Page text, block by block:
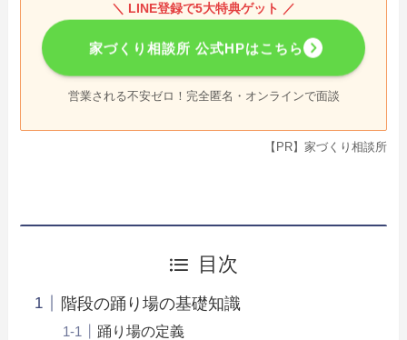
＼ LINE登録で5大特典ゲット ／
家づくり相談所 公式HPはこちら
営業される不安ゼロ！完全匿名・オンラインで面談
【PR】家づくり相談所
目次
階段の踊り場の基礎知識
踊り場の定義